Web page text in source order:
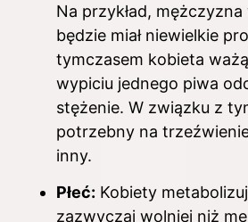
Na przykład,
będzie miał niewielkie
tymczasem kobieta
wypiciu jednego piwa
stężenie. W związku z
potrzebny na
inny.
Płeć: Kobiety
zazwyczaj wolniej niż